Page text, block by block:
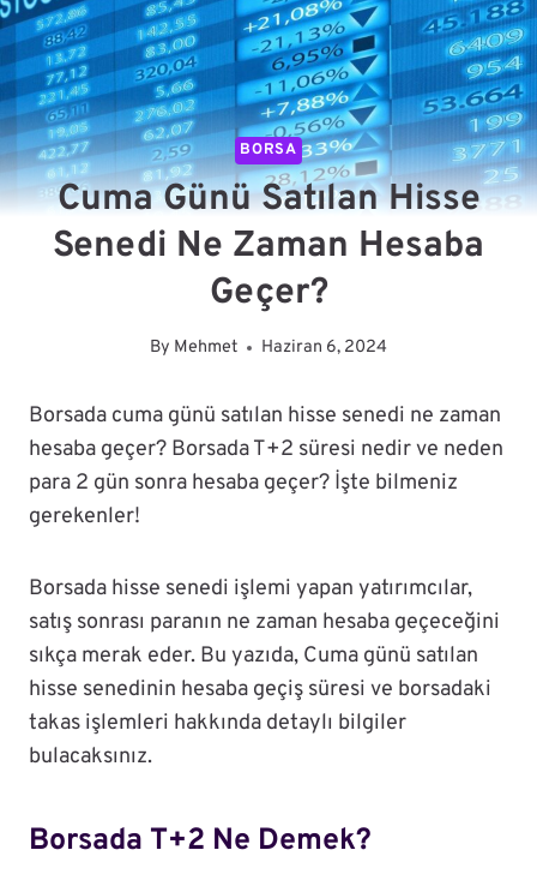
BORSA
Cuma Günü Satılan Hisse
Senedi Ne Zaman Hesaba
Geçer?
By Mehmet Haziran 6, 2024
Borsada cuma günü satılan hisse senedi ne zaman
hesaba geçer? Borsada T+2 süresi nedir ve neden
para 2 gün sonra hesaba geçer? İşte bilmeniz
gerekenler!
Borsada hisse senedi işlemi yapan yatırımcılar,
satış sonrası paranın ne zaman hesaba geçeceğini
sıkça merak eder. Bu yazıda, Cuma günü satılan
hisse senedinin hesaba geçiş süresi ve borsadaki
takas işlemleri hakkında detaylı bilgiler
bulacaksınız.
Borsada T+2 Ne Demek?